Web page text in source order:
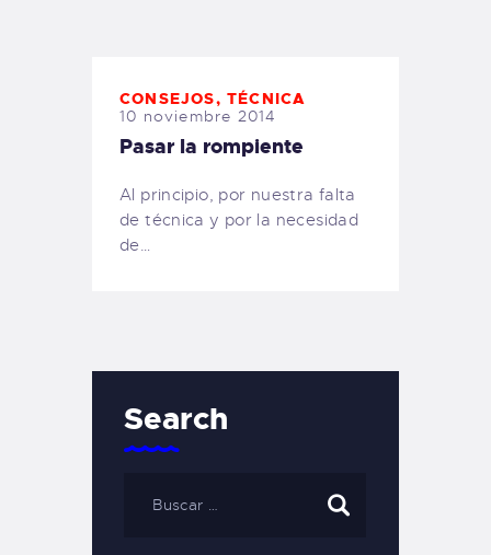
CONSEJOS,TÉCNICA
10 noviembre 2014
Pasar la rompiente
Al principio, por nuestra falta
de técnica y por la necesidad
de…
Search